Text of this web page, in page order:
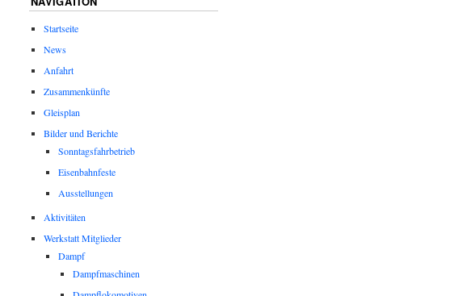
Startseite
News
Anfahrt
Zusammenkünfte
Gleisplan
Bilder und Berichte
Sonntagsfahrbetrieb
Eisenbahnfeste
Ausstellungen
Aktivitäten
Werkstatt Mitglieder
Dampf
Dampfmaschinen